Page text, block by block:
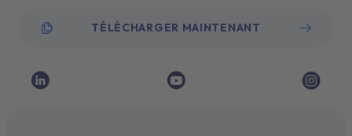
TÉLÉCHARGER MAINTENANT